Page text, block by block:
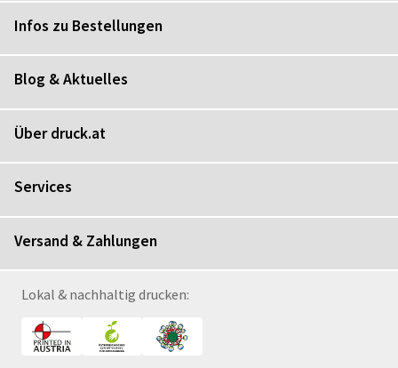
Infos zu Bestellungen
Blog & Aktuelles
Über druck.at
Services
Versand & Zahlungen
Lokal & nachhaltig drucken: